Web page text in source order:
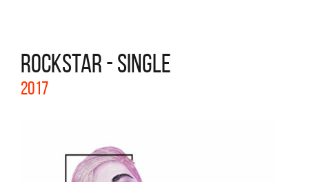
ROCKSTAR - SINGLE
2017